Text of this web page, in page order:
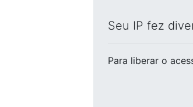
Seu IP fez
Para liberar o